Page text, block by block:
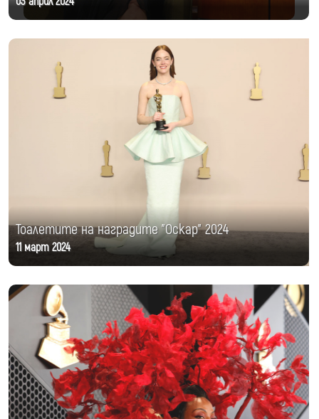
Тоалетите на наградите "Оскар" 2024
11 март 2024